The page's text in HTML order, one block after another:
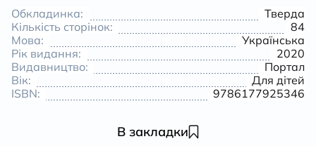
Обкладинка:
Тверда
Кількість сторінок:
84
Мова:
Українська
Рік видання:
2020
Видавництво:
Портал
Вік:
Для дітей
ISBN:
9786177925346
В закладки